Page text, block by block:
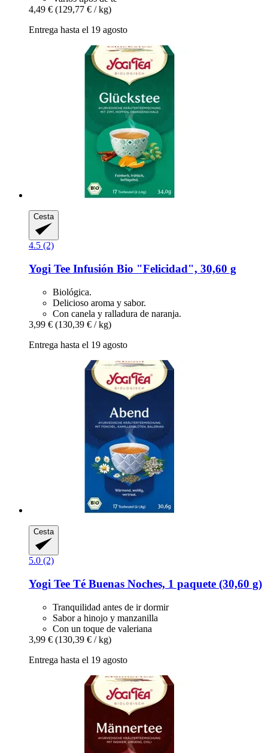
4,49 € (129,77 € / kg)
Entrega hasta el 19 agosto
Cesta
4.5 (2)
Yogi Tee Infusión Bio "Felicidad", 30,60 g
Biológica.
Delicioso aroma y sabor.
Con canela y ralladura de naranja.
3,99 € (130,39 € / kg)
Entrega hasta el 19 agosto
Cesta
5.0 (2)
Yogi Tee Té Buenas Noches, 1 paquete (30,60 g)
Tranquilidad antes de ir dormir
Sabor a hinojo y manzanilla
Con un toque de valeriana
3,99 € (130,39 € / kg)
Entrega hasta el 19 agosto